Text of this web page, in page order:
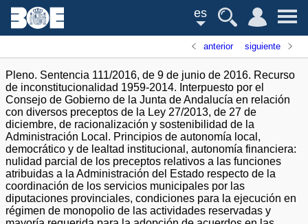
es
anterior siguiente
Pleno. Sentencia 111/2016, de 9 de junio de 2016. Recurso
de inconstitucionalidad 1959-2014. Interpuesto por el
Consejo de Gobierno de la Junta de Andalucía en relación
con diversos preceptos de la Ley 27/2013, de 27 de
diciembre, de racionalización y sostenibilidad de la
Administración Local. Principios de autonomía local,
democrático y de lealtad institucional, autonomía financiera:
nulidad parcial de los preceptos relativos a las funciones
atribuidas a la Administración del Estado respecto de la
coordinación de los servicios municipales por las
diputaciones provinciales, condiciones para la ejecución en
régimen de monopolio de las actividades reservadas y